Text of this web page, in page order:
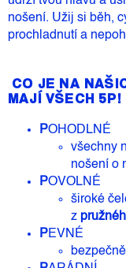
nošení. Užij si běh,
prochladnutí a
CO JE NA
MAJÍ VŠECH
POHODLNÉ
všechny
nošení o
POVOLNÉ
široké
z
PEVNÉ
bezpečně